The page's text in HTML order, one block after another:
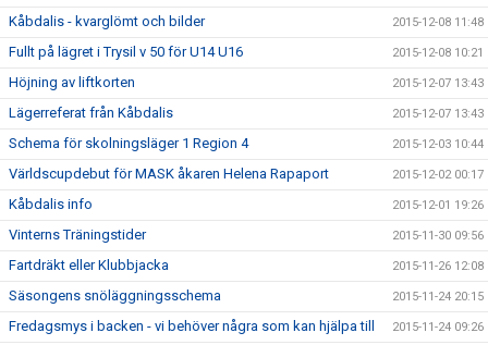
Kåbdalis - kvarglömt och bilder 2015-12-08 11:48
Fullt på lägret i Trysil v 50 för U14 U16 2015-12-08 10:21
Höjning av liftkorten 2015-12-07 13:43
Lägerreferat från Kåbdalis 2015-12-07 13:43
Schema för skolningsläger 1 Region 4 2015-12-03 10:44
Världscupdebut för MASK åkaren Helena Rapaport 2015-12-02 00:17
Kåbdalis info 2015-12-01 19:26
Vinterns Träningstider 2015-11-30 09:56
Fartdräkt eller Klubbjacka 2015-11-26 12:08
Säsongens snöläggningsschema 2015-11-24 20:15
Fredagsmys i backen - vi behöver några som kan hjälpa till 2015-11-24 09:26